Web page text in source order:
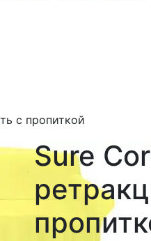
с пропиткой
Sure